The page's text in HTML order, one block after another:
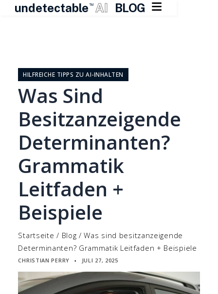
undetectable TM AI BLOG 
springenHILFREICHE TIPPS ZU AI-INHALTEN
Was Sind
Besitzanzeigende
Determinanten?
Grammatik
Leitfaden +
Beispiele
Startseite / Blog /Was sind besitzanzeigende
Determinanten? Grammatik Leitfaden + Beispiele
CHRISTIAN PERRY ▪ JULI 27, 2025